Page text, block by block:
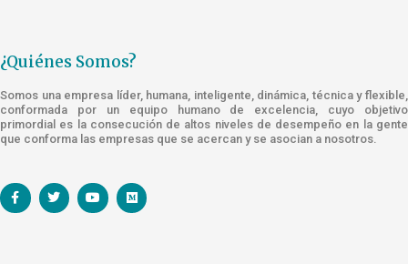
¿Quiénes Somos?
Somos una empresa líder, humana, inteligente, dinámica, técnica y flexible,
conformada por un equipo humano de excelencia, cuyo objetivo
primordial es la consecución de altos niveles de desempeño en la gente
que conforma las empresas que se acercan y se asocian a nosotros.